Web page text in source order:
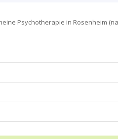
Psychotherapie in Rosenheim